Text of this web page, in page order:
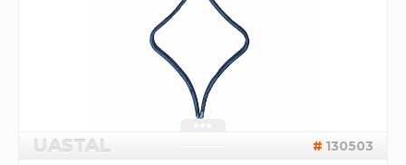
UASTAL 130503